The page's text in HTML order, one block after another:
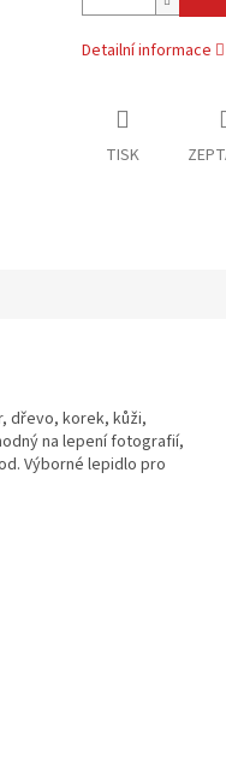
Detailní informace
TISK
dřevo, korek, kůži,
na lepení fotografií,
Výborné lepidlo pro